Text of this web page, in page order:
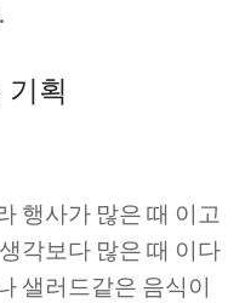
기획
행사가 많은 때 이고
각보다 많은 때 이다
샐러드같은 음식이